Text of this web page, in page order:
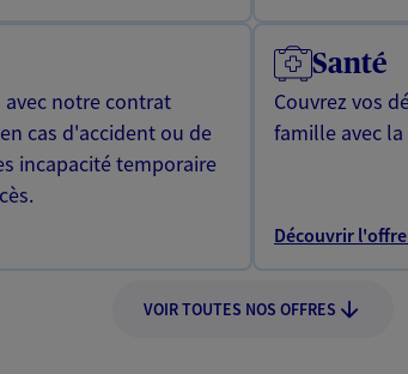
avec notre contrat
cas d'accident ou de
incapacité temporaire
Santé
Couvrez vos
famille avec
Découvrir
VOIR TOUTES NOS OFFRES